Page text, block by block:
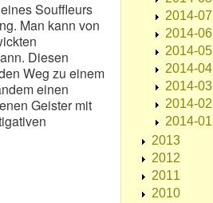
Souffleurs
Man kann von
Diesen
Weg zu einem
einen
Geister mit
2014-07
2014-06
2014-05
2014-04
2014-03
2014-02
2014-01
2013
2012
2011
2010